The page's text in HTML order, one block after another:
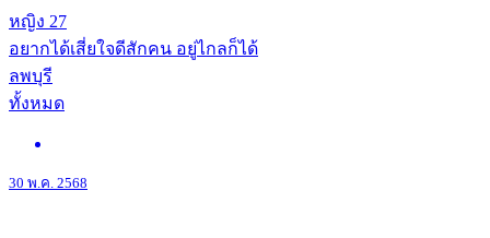
หญิง 27
อยากได้เสี่ยใจดีสักคน อยู่ไกลก็ได้
ลพบุรี
ทั้งหมด
30 พ.ค. 2568